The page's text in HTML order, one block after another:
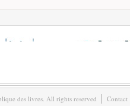
des livres. All rights reserved Contact